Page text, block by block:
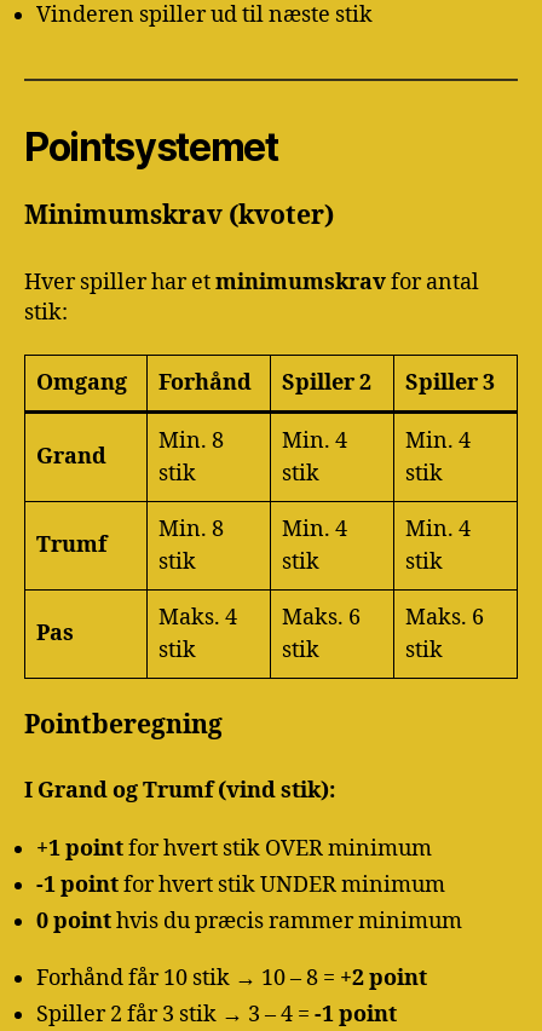
Vinderen spiller ud til næste stik
Pointsystemet
Minimumskrav (kvoter)
Hver spiller har etminimumskravfor antal
stik:
Omgang Forhånd Spiller 2 Spiller 3
Grand
Min. 8
stik
Min. 4
stik
Min. 4
stik
Trumf
Min. 8
stik
Min. 4
stik
Min. 4
stik
Pas
Maks. 4
stik
Maks. 6
stik
Maks. 6
stik
Pointberegning
I Grand og Trumf (vind stik):
+1 pointfor hvert stik OVER minimum
-1 pointfor hvert stik UNDER minimum
0 pointhvis du præcis rammer minimum
Forhånd får 10 stik → 10 – 8 = +2 point
Spiller 2 får 3 stik → 3 – 4 = -1 point